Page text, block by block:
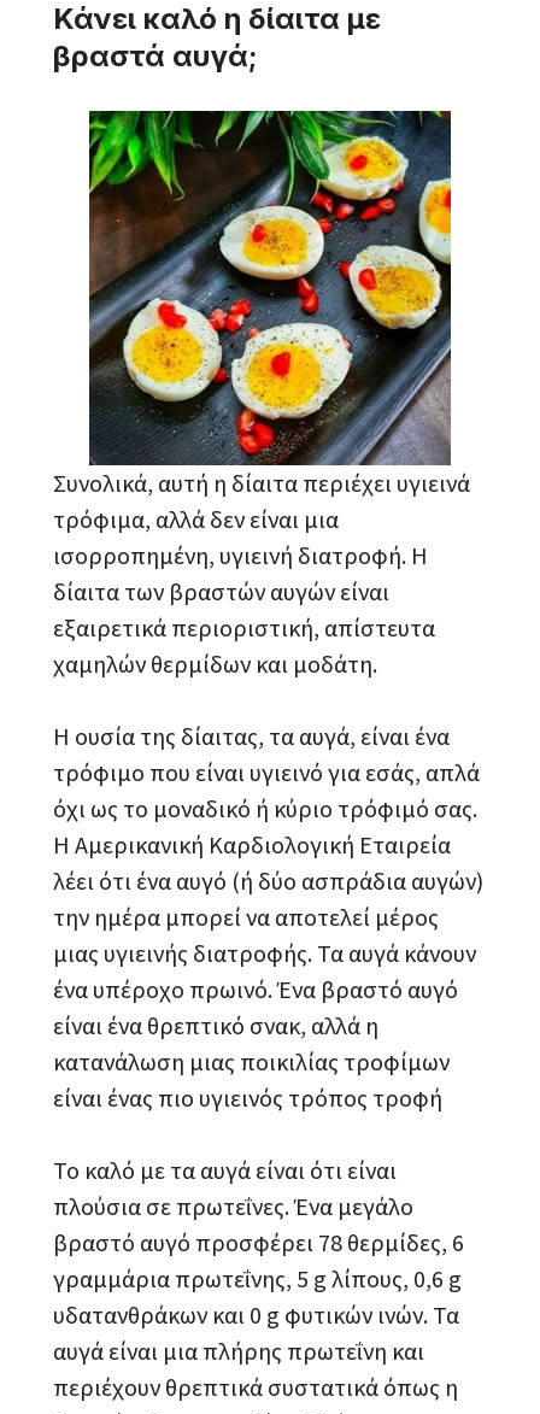
Κάνει καλό η δίαιτα με
βραστά αυγά;
Συνολικά, αυτή η δίαιτα περιέχει υγιεινά
τρόφιμα, αλλά δεν είναι μια
ισορροπημένη, υγιεινή διατροφή. Η
δίαιτα των βραστών αυγών είναι
εξαιρετικά περιοριστική, απίστευτα
χαμηλών θερμίδων και μοδάτη.
Η ουσία της δίαιτας, τα αυγά, είναι ένα
τρόφιμο που είναι υγιεινό για εσάς, απλά
όχι ως το μοναδικό ή κύριο τρόφιμό σας.
Η Αμερικανική Καρδιολογική Εταιρεία
λέει ότι ένα αυγό (ή δύο ασπράδια αυγών)
την ημέρα μπορεί να αποτελεί μέρος
μιας υγιεινής διατροφής. Τα αυγά κάνουν
ένα υπέροχο πρωινό. Ένα βραστό αυγό
είναι ένα θρεπτικό σνακ, αλλά η
κατανάλωση μιας ποικιλίας τροφίμων
είναι ένας πιο υγιεινός τρόπος τροφή
Το καλό με τα αυγά είναι ότι είναι
πλούσια σε πρωτεΐνες. Ένα μεγάλο
βραστό αυγό προσφέρει 78 θερμίδες, 6
γραμμάρια πρωτεΐνης, 5 g λίπους, 0,6 g
υδατανθράκων και 0 g φυτικών ινών. Τα
αυγά είναι μια πλήρης πρωτεΐνη και
περιέχουν θρεπτικά συστατικά όπως η